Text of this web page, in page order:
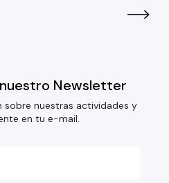
Newsletter
sobre nuestras actividades y
en tu e-mail.